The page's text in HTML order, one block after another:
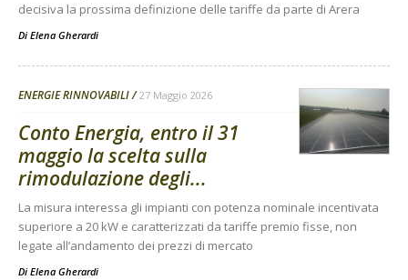
decisiva la prossima definizione delle tariffe da parte di Arera
Di Elena Gherardi
ENERGIE RINNOVABILI 27 Maggio 2026
Conto Energia, entro il 31
maggio la scelta sulla
rimodulazione degli...
La misura interessa gli impianti con potenza nominale incentivata
superiore a 20 kW e caratterizzati da tariffe premio fisse, non
legate all’andamento dei prezzi di mercato
Di Elena Gherardi